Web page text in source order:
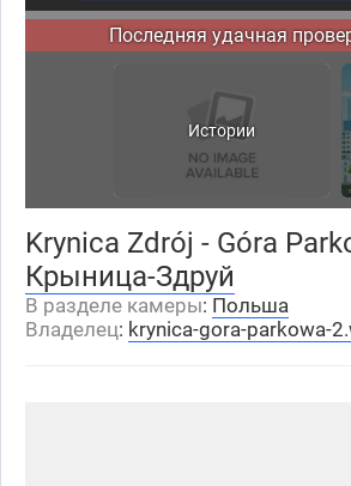
Последняя удачная
Истории
Krynica Zdrój - Góra
Крыница-Здруй
В разделе камеры: Польша
Владелец: krynica-gora-parkowa-